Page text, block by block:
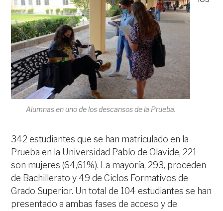
Alumnas en uno de los descansos de la Prueba.
342 estudiantes que se han matriculado en la
Prueba en la Universidad Pablo de Olavide, 221
son mujeres (64,61%). La mayoría, 293, proceden
de Bachillerato y 49 de Ciclos Formativos de
Grado Superior. Un total de 104 estudiantes se han
presentado a ambas fases de acceso y de